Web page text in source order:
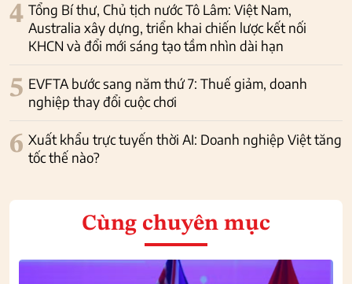
4 Tổng Bí thư, Chủ tịch nước Tô Lâm: Việt Nam,
Australia xây dựng, triển khai chiến lược kết nối
KHCN và đổi mới sáng tạo tầm nhìn dài hạn
5 EVFTA bước sang năm thứ 7: Thuế giảm, doanh
nghiệp thay đổi cuộc chơi
6 Xuất khẩu trực tuyến thời AI: Doanh nghiệp Việt tăng
tốc thế nào?
Cùng chuyên mục